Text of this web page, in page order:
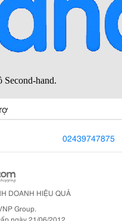
02439747875
DOANH HIỆU QUẢ
Group.